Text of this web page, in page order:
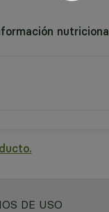
nutricional
DE USO